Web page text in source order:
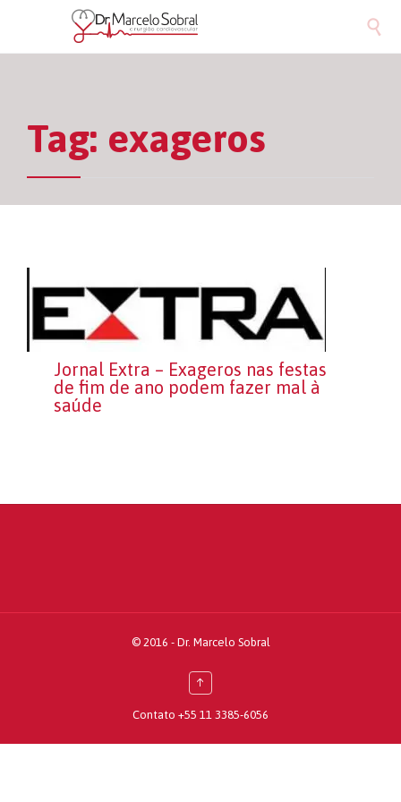

Tag: exageros
Jornal Extra – Exageros nas festas
de fim de ano podem fazer mal à
saúde
© 2016 - Dr. Marcelo Sobral
↑
Contato +55 11 3385-6056